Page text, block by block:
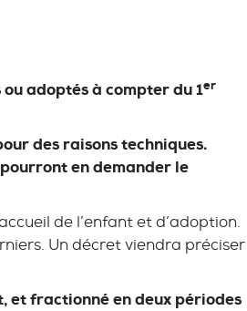
adoptés à compter du 1er
des raisons techniques.
en demander le
de l’enfant et d’adoption.
Un décret viendra préciser
et fractionné en deux périodes